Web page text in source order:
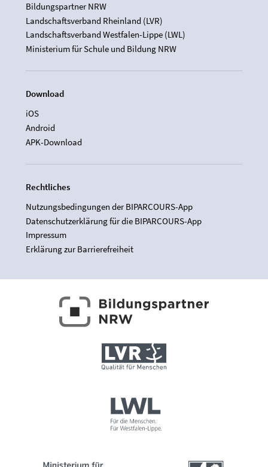
Bildungspartner NRW
Landschaftsverband Rheinland (LVR)
Landschaftsverband Westfalen-Lippe (LWL)
Ministerium für Schule und Bildung NRW
Download
iOS
Android
APK-Download
Rechtliches
Nutzungsbedingungen der BIPARCOURS-App
Datenschutzerklärung für die BIPARCOURS-App
Impressum
Erklärung zur Barrierefreiheit